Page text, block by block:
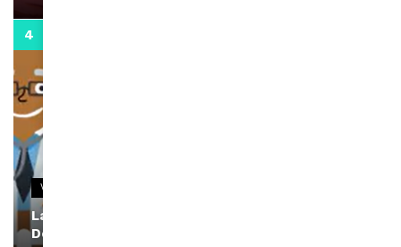
VIDEOS
La rubrique santé speciale coronavirus du
Docteur Makanda